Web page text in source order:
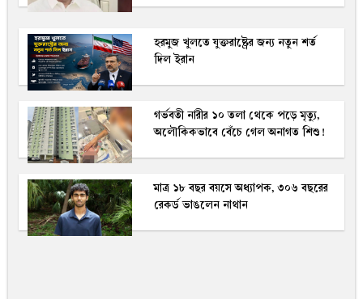
হরমুজ খুলতে যুক্তরাষ্ট্রের জন্য নতুন শর্ত
দিল ইরান
গর্ভবতী নারীর ১০ তলা থেকে পড়ে মৃত্যু,
অলৌকিকভাবে বেঁচে গেল অনাগত শিশু!
মাত্র ১৮ বছর বয়সে অধ্যাপক, ৩০৬ বছরের
রেকর্ড ভাঙলেন নাথান